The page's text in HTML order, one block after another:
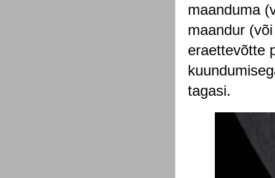
maanduma
maandur
eraettevõtte
tagasi.